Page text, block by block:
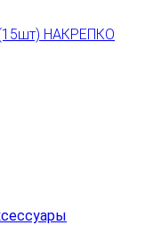
НАКРЕПКО